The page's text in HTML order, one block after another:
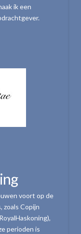
ik een
voort op de
zoals Copijn
perioden is